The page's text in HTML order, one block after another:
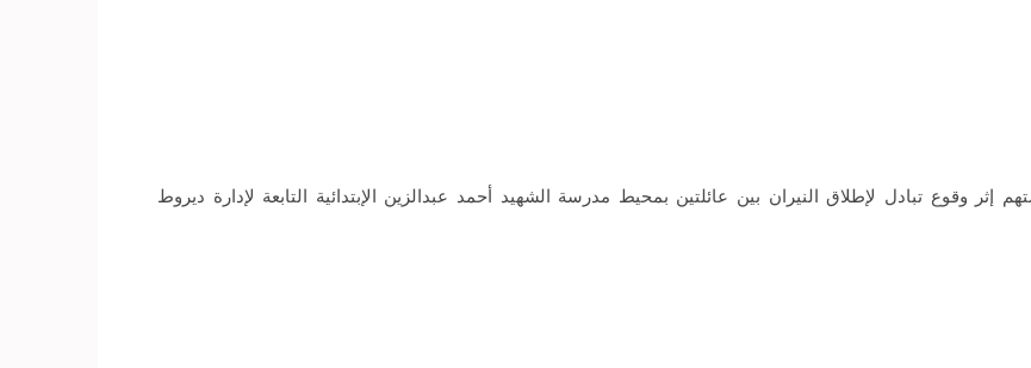
وقوع تبادل لإطلاق النيران بين عائلتين بمحيط مدرسة الشهيد أحمد عبدالزين الإبتدائية التابعة لإدارة ديروط